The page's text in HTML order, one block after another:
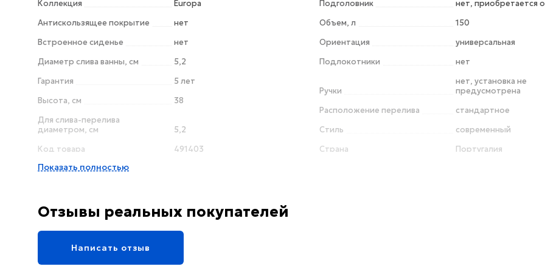
Коллекция
Europa
Антискользящее покрытие
нет
Встроенное сиденье
нет
Диаметр слива ванны, см
5,2
Гарантия
5 лет
Высота, см
38
Для слива-перелива
диаметром, см
5,2
Код товара
491403
Длина, см
Монтаж
Пристенная
Подголовник
нет, приобретается
Объем, л
150
Ориентация
универсальная
Подлокотники
нет
Ручки
нет, установка не
предусмотрена
Расположение перелива
стандартное
Стиль
современный
Страна
Португалия
Показать полностью
Отзывы реальных покупателей
Написать отзыв